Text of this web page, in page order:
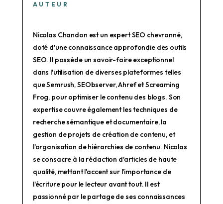
AUTEUR
Nicolas Chandon est un expert SEO chevronné,
doté d'une connaissance approfondie des outils
SEO. Il possède un savoir-faire exceptionnel
dans l'utilisation de diverses plateformes telles
que Semrush, SEObserver, Ahref et Screaming
Frog, pour optimiser le contenu des blogs. Son
expertise couvre également les techniques de
recherche sémantique et documentaire, la
gestion de projets de création de contenu, et
l'organisation de hiérarchies de contenu. Nicolas
se consacre à la rédaction d'articles de haute
qualité, mettant l'accent sur l'importance de
l'écriture pour le lecteur avant tout. Il est
passionné par le partage de ses connaissances